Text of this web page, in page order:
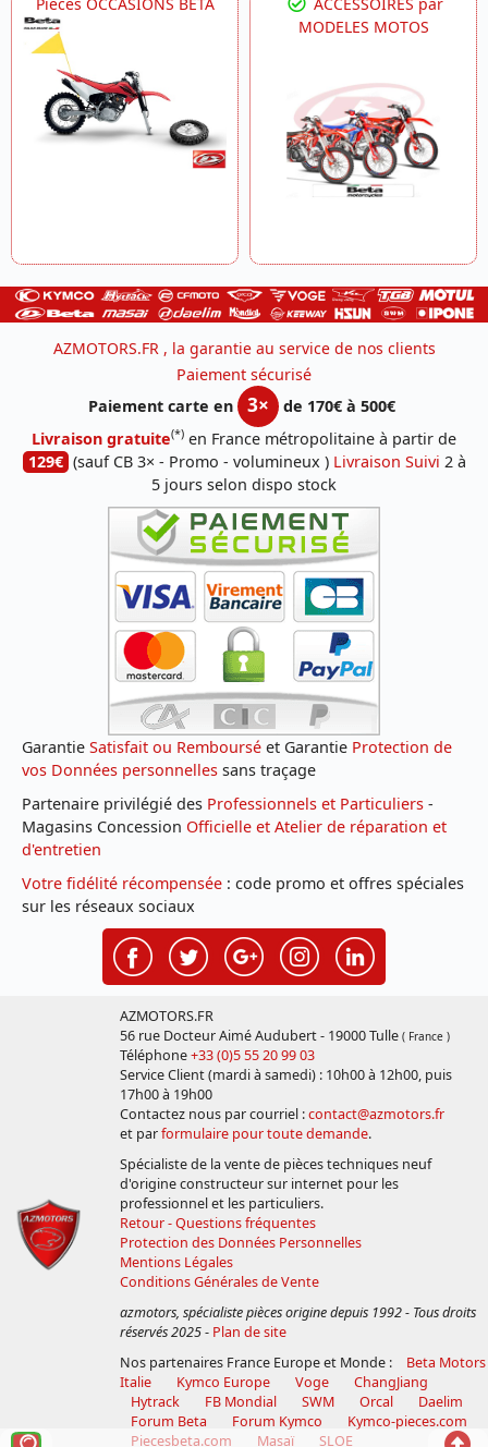
MODELES MOTOS
AZMOTORS.FR , la garantie au service de nos clients
Paiement sécurisé
Paiement carte en
3×
de 170€ à 500€
Livraison gratuite(*) en France métropolitaine à partir de
129€ (sauf CB 3× - Promo - volumineux ) Livraison Suivi 2 à
5 jours selon dispo stock
Garantie Satisfait ou Remboursé et Garantie Protection de
vos Données personnelles sans traçage
Partenaire privilégié des Professionnels et Particuliers -
Magasins Concession Officielle et Atelier de réparation et
d'entretien
Votre fidélité récompensée : code promo et offres spéciales
sur les réseaux sociaux
AZMOTORS.FR
56 rue Docteur Aimé Audubert - 19000 Tulle ( France )
Téléphone+33 (0)5 55 20 99 03
Service Client (mardi à samedi) : 10h00 à 12h00, puis
17h00 à 19h00
Contactez nous par courriel :contact@azmotors.fr
et parformulaire pour toute demande.
Spécialiste de la vente de pièces techniques neuf
d'origine constructeur sur internet pour les
professionnel et les particuliers.
Retour - Questions fréquentes
Protection des Données Personnelles
Mentions Légales
Conditions Générales de Vente
azmotors, spécialiste pièces origine depuis 1992 - Tous droits
réservés 2025- Plan de site
Nos partenaires France Europe et Monde :
Beta Motors
Italie
Kymco Europe Voge
ChangJiang
Hytrack
FB Mondial SWM Orcal
Daelim
Forum Beta
Forum Kymco
Kymco-pieces.com
Piecesbeta.com
Masaï SLOE